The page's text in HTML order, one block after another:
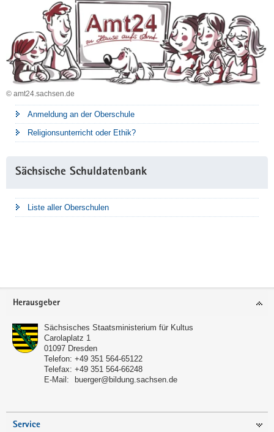
© amt24.sachsen.de
Anmeldung an der Oberschule
Religionsunterricht oder Ethik?
Sächsische Schuldatenbank
Liste aller Oberschulen
Footer-
Herausgeber
Sächsisches Staatsministerium für Kultus
Carolaplatz 1
01097 Dresden
Telefon: +49 351 564-65122
Telefax: +49 351 564-66248
E-Mail:
buerger@bildung.sachsen.de
Service